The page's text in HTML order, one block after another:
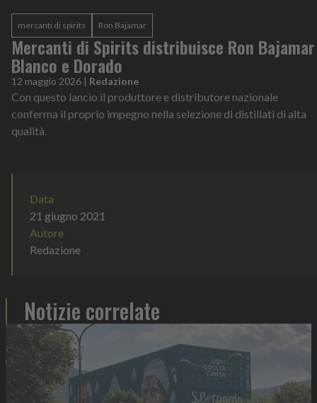
consumi
mercanti di spirits Ron Bajamar
Mercanti di Spirits distribuisce Ron Bajamar
Blanco e Dorado
12 maggio 2026 | Redazione
Con questo lancio il produttore e distributore nazionale
conferma il proprio impegno nella selezione di distillati di alta
qualità.
Data
21 giugno 2021
Autore
Redazione
Notizie correlate